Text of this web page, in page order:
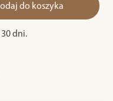
do koszyka
30 dni.